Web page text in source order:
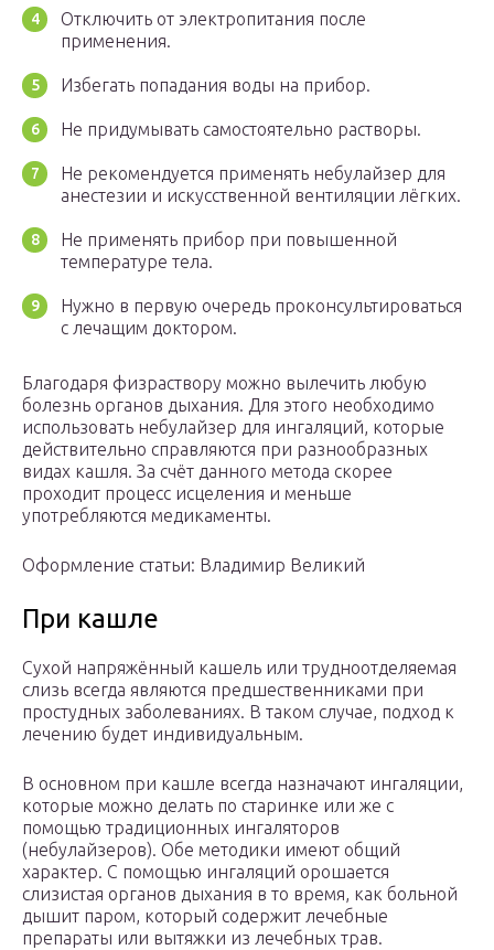
Отключить от электропитания после
применения.
Избегать попадания воды на прибор.
Не придумывать самостоятельно растворы.
Не рекомендуется применять небулайзер для
анестезии и искусственной вентиляции лёгких.
Не применять прибор при повышенной
температуре тела.
Нужно в первую очередь проконсультироваться
с лечащим доктором.
Благодаря физраствору можно вылечить любую
болезнь органов дыхания. Для этого необходимо
использовать небулайзер для ингаляций, которые
действительно справляются при разнообразных
видах кашля. За счёт данного метода скорее
проходит процесс исцеления и меньше
употребляются медикаменты.
Оформление статьи: Владимир Великий
При кашле
Сухой напряжённый кашель или трудноотделяемая
слизь всегда являются предшественниками при
простудных заболеваниях. В таком случае, подход к
лечению будет индивидуальным.
В основном при кашле всегда назначают ингаляции,
которые можно делать по старинке или же с
помощью традиционных ингаляторов
(небулайзеров). Обе методики имеют общий
характер. С помощью ингаляций орошается
слизистая органов дыхания в то время, как больной
дышит паром, который содержит лечебные
препараты или вытяжки из лечебных трав.